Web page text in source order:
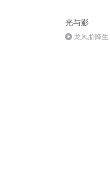
光与影
龙凤胎降